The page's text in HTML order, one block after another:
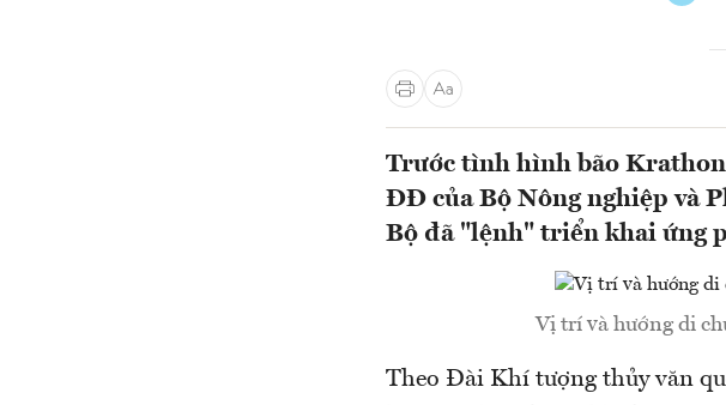
Trước tình hình bão
ĐĐ của Bộ Nông nghiệp và
Bộ đã "lệnh" triển khai ứng
Vị trí và hướng di
Theo Đài Khí tượng thủy văn